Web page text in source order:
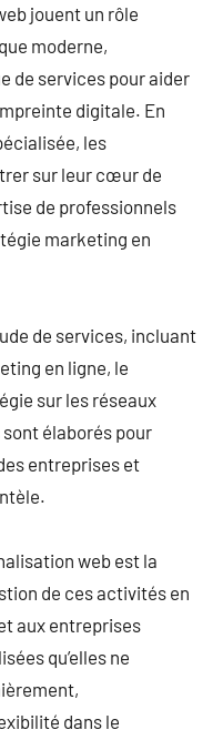
jouent un rôle
moderne,
de services pour aider
digitale. En
les
sur leur cœur de
de professionnels
marketing en
de services, incluant
en ligne, le
sur les réseaux
élaborés pour
entreprises et
web est la
de ces activités en
aux entreprises
qu’elles ne
dans le